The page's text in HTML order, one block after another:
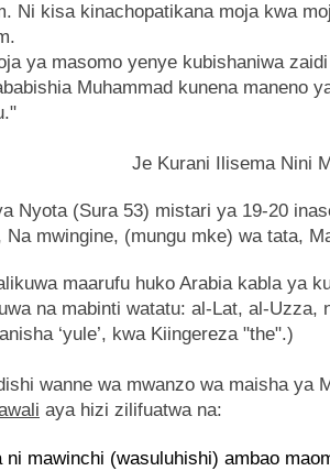
Ni kisa kinachopatikana moja kwa
ya masomo yenye kubishaniwa
Muhammad kunena maneno
Je Kurani Ilisema Nini
Nyota (Sura 53) mistari ya 19-20
Na mwingine, (mungu mke) wa tata,
maarufu huko Arabia kabla ya
na mabinti watatu: al-Lat, al-Uzza,
‘yule’, kwa Kiingereza "the".)
wanne wa mwanzo wa maisha ya
aya hizi zilifuatwa na:
ni mawinchi (wasuluhishi) ambao